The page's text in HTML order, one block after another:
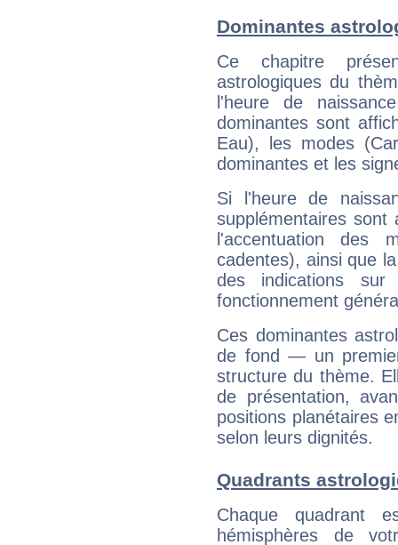
Dominantes
Ce chapitre
astrologiques du
l'heure de
dominantes sont
Eau), les modes
dominantes et les
Si l'heure de
supplémentaires sont
l'accentuation des
cadentes), ainsi que
des indications sur
fonctionnement
Ces dominantes
de fond — un
structure du thème.
de présentation,
positions planétaires
selon leurs dignités.
Quadrants
Chaque quadrant
hémisphères de